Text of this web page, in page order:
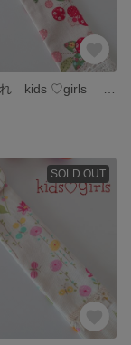
SOLD OUT